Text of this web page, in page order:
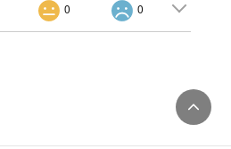
0 0